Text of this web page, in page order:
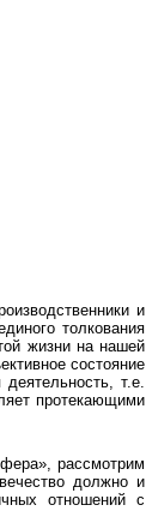
и
толкования
жизни на нашей
состояние
т.е.
протекающими
рассмотрим
должно и
отношений с